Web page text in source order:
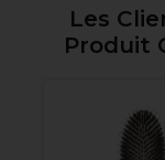
Les
Produit